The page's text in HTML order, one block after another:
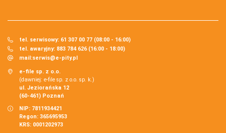
tel. serwisowy: 61 307 00 77 (08:00 - 16:00)
tel. awaryjny: 883 784 626 (16:00 - 18:00)
mail:serwis@e-pity.pl
e-file sp. z o.o.
(dawniej: e-file sp. z o.o. sp. k.)
ul. Jeziorańska 12
(60-461) Poznań
NIP: 7811934421
Regon: 365695953
KRS: 0001202973